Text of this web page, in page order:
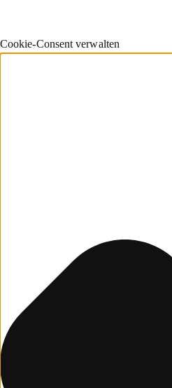
Cookie-Consent verwalten